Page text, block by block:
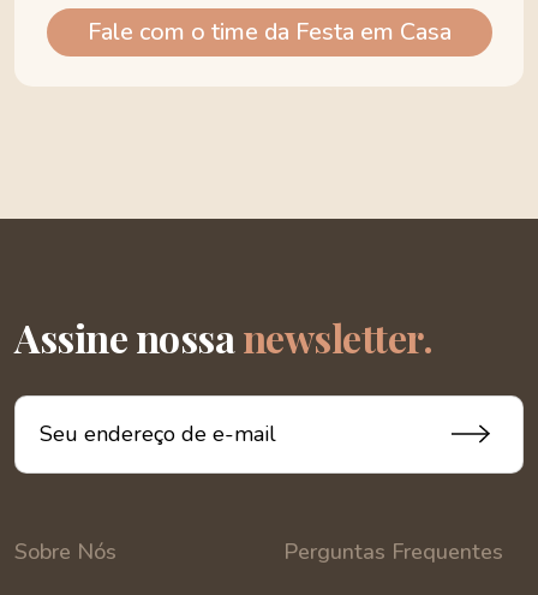
Fale com o time da Festa em Casa
Assine nossanewsletter.
Sobre Nós Perguntas Frequentes